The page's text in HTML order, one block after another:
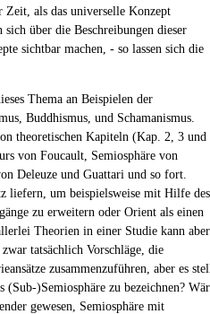
als das universelle Konzept
über die Beschreibungen dieser
sichtbar machen, - so lassen sich die
Thema an Beispielen der
Buddhismus, und Schamanismus.
theoretischen Kapiteln (Kap. 2, 3 und
von Foucault, Semiosphäre von
Deleuze und Guattari und so fort.
liefern, um beispielsweise mit Hilfe des
zu erweitern oder Orient als einen
Theorien in einer Studie kann aber
tatsächlich Vorschläge, die
zusammenzuführen, aber es
)Semiosphäre zu bezeichnen?
gewesen, Semiosphäre mit